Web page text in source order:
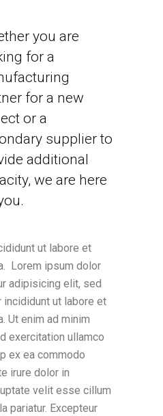
you are
for a
for a new
or a
supplier to
additional
we are here
ut labore et
Lorem ipsum dolor
adipisicing elit, sed
ut labore et
Ut enim ad minim
exercitation ullamco
ex ea commodo
irure dolor in
velit esse cillum
pariatur. Excepteur